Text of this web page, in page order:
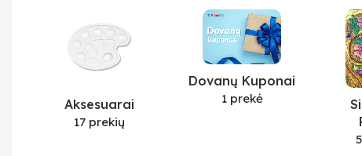
Aksesuarai
17 prekių
Dovanų Kuponai
1 prekė